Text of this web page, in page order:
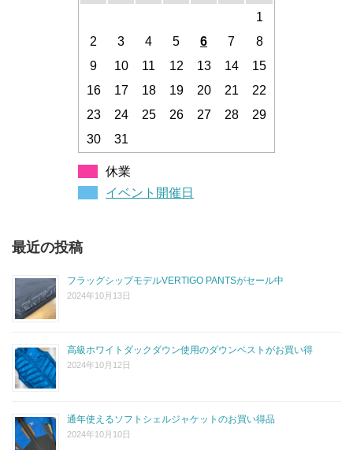
1
2
3 4 5 6 7
8
9
10 11 12 13 14
15
16
17 18 19 20 21
22
23
24 25 26 27 28
29
30
31
休業
イベント開催日
最近の投稿
フラッグシップモデルVERTIGO PANTSがセール中
2024年10月13日
高級ホワイトダックダウン使用のダウンベストがお買い得
2024年10月12日
通年使えるソフトシェルジャケットのお買い得品
2024年10月10日